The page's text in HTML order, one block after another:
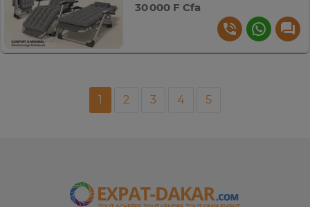
30 000 F Cfa
1 2 3 4 5